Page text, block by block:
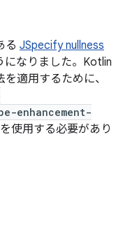
る JSpecify nullness
になりました。Kotlin
適用するために、
enhancement-
を使用する必要があり